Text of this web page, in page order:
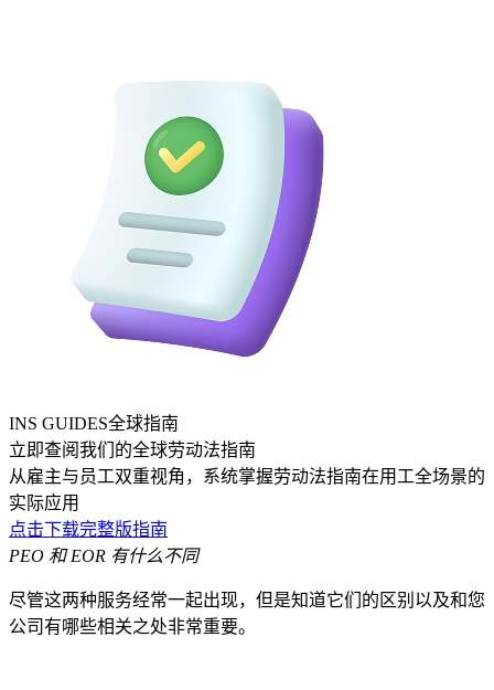
INS GUIDES全球指南
立即查阅我们的全球劳动法指南
从雇主与员工双重视角，系统掌握劳动法指南在用工全场景的
实际应用
点击下载完整版指南
PEO 和 EOR 有什么不同
尽管这两种服务经常一起出现，但是知道它们的区别以及和您
公司有哪些相关之处非常重要。